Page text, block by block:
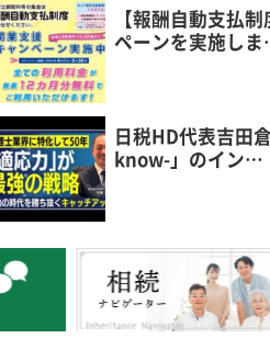
【報酬自動支払
ペーンを実施し
日税HD代表吉田
know-」のイン…